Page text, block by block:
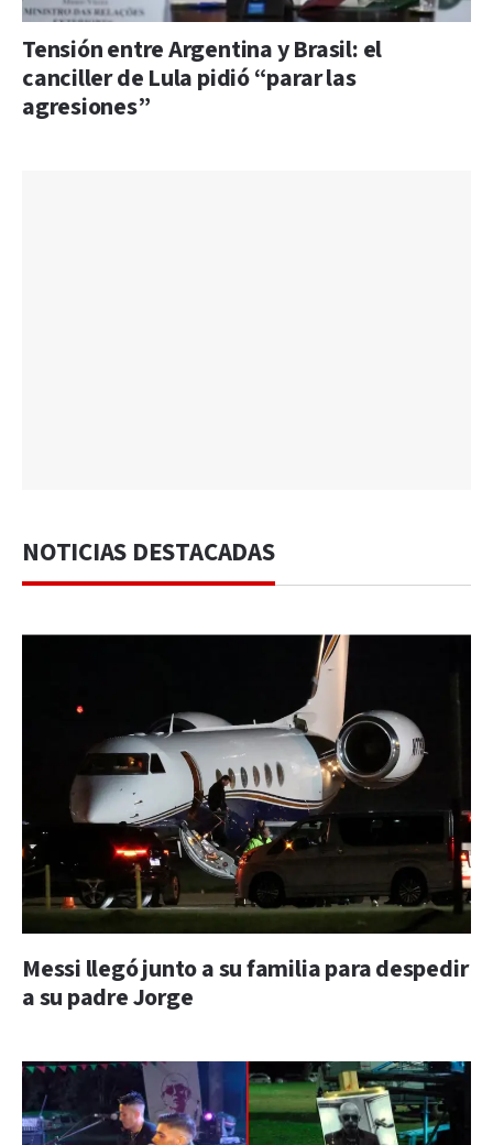
Tensión entre Argentina y Brasil: el
canciller de Lula pidió “parar las
agresiones”
NOTICIAS DESTACADAS
Messi llegó junto a su familia para despedir
a su padre Jorge